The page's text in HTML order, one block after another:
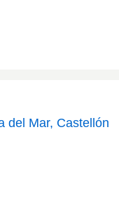
del Mar, Castellón